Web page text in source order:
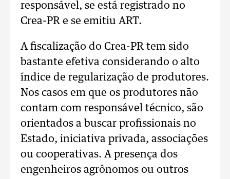
responsável, se está registrado no
Crea-PR e se emitiu ART.
A fiscalização do Crea-PR tem sido
bastante efetiva considerando o alto
índice de regularização de produtores.
Nos casos em que os produtores não
contam com responsável técnico, são
orientados a buscar profissionais no
Estado, iniciativa privada, associações
ou cooperativas. A presença dos
engenheiros agrônomos ou outros